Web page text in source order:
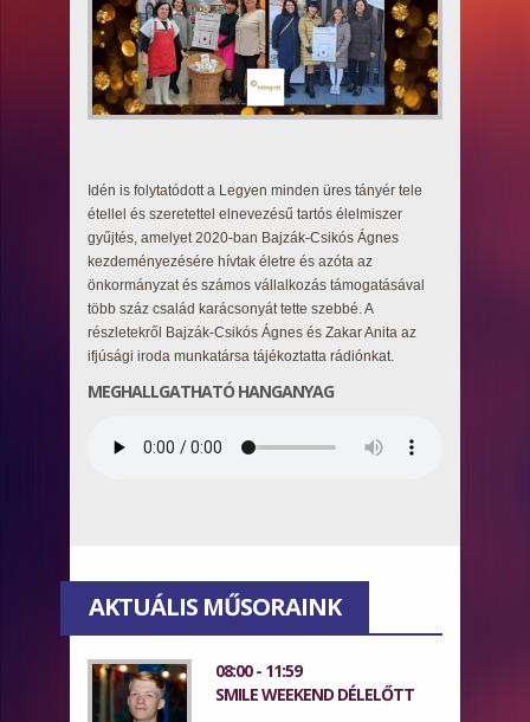
Smile TV
Idén is folytatódott a Legyen minden üres tányér tele
étellel és szeretettel elnevezésű tartós élelmiszer
gyűjtés, amelyet 2020-ban Bajzák-Csikós Ágnes
kezdeményezésére hívtak életre és azóta az
önkormányzat és számos vállalkozás támogatásával
több száz család karácsonyát tette szebbé. A
részletekről Bajzák-Csikós Ágnes és Zakar Anita az
ifjúsági iroda munkatársa tájékoztatta rádiónkat.
MEGHALLGATHATÓ HANGANYAG
AKTUÁLIS MŰSORAINK
08:00 - 11:59
SMILE WEEKEND DÉLELŐTT